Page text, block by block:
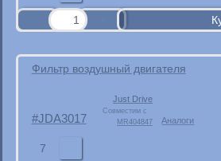
Фильтр воздушный двигателя
JDA3017
Just Drive
Совместим с
MR404847
Аналоги
7